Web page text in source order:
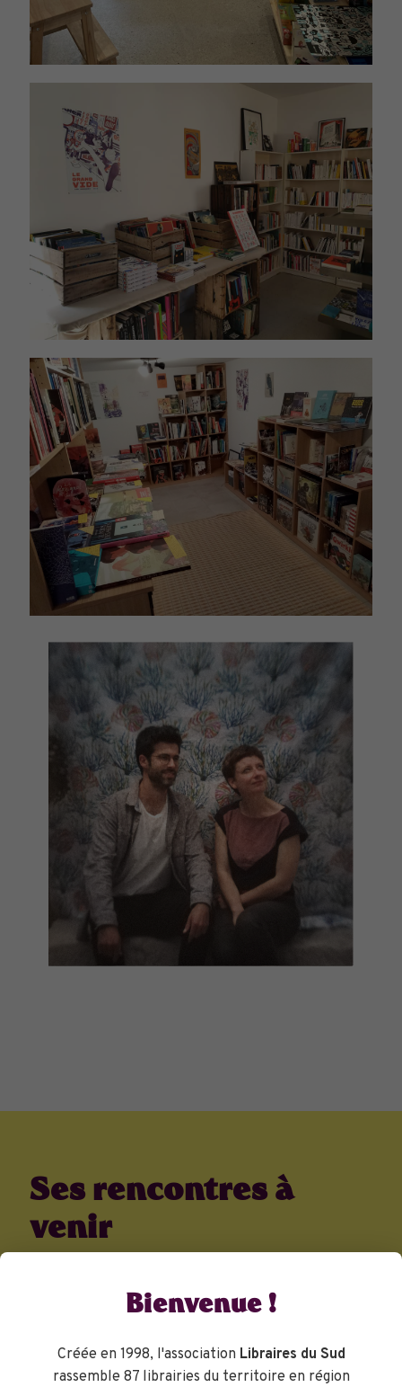
Ses rencontres à
venir
Bienvenue !
Créée en 1998, l'association Libraires du Sud
rassemble 87 librairies du territoire en région